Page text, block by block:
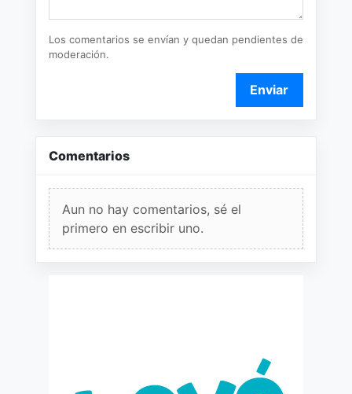
Los comentarios se envían y quedan pendientes de
moderación.
Enviar
Comentarios
Aun no hay comentarios, sé el
primero en escribir uno.